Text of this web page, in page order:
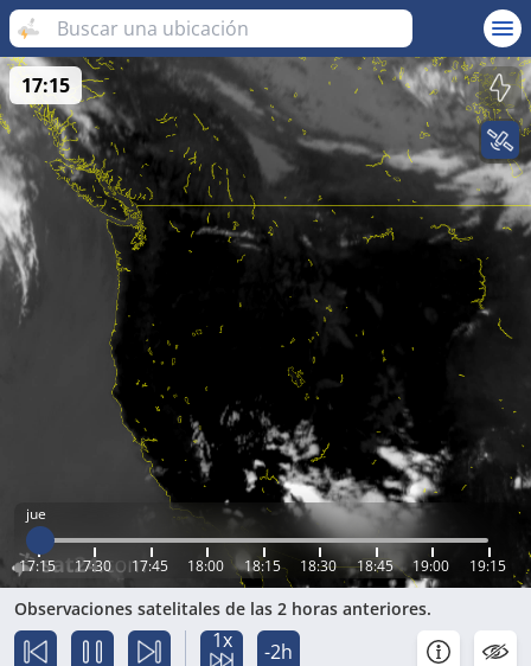
jue
17:15 17:30 17:45 18:00 18:15 18:30 18:45 19:00 19:15
17:15
Observaciones satelitales de las 2 horas anteriores.
1x -2h